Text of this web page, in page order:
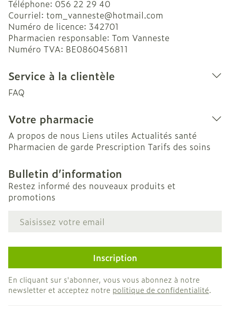
Téléphone: 056 22 29 40
Courriel: tom_vanneste@hotmail.com
Numéro de licence: 342701
Pharmacien responsable: Tom Vanneste
Numéro TVA: BE0860456811
Service à la clientèle
FAQ
Votre pharmacie
A propos de nous Liens utiles Actualités santé
Pharmacien de garde Prescription Tarifs des soins
Bulletin d’information
Restez informé des nouveaux produits et
promotions
Adresse mail
Inscription
En cliquant sur s'abonner, vous vous abonnez à notre
newsletter et acceptez notre politique de confidentialité.